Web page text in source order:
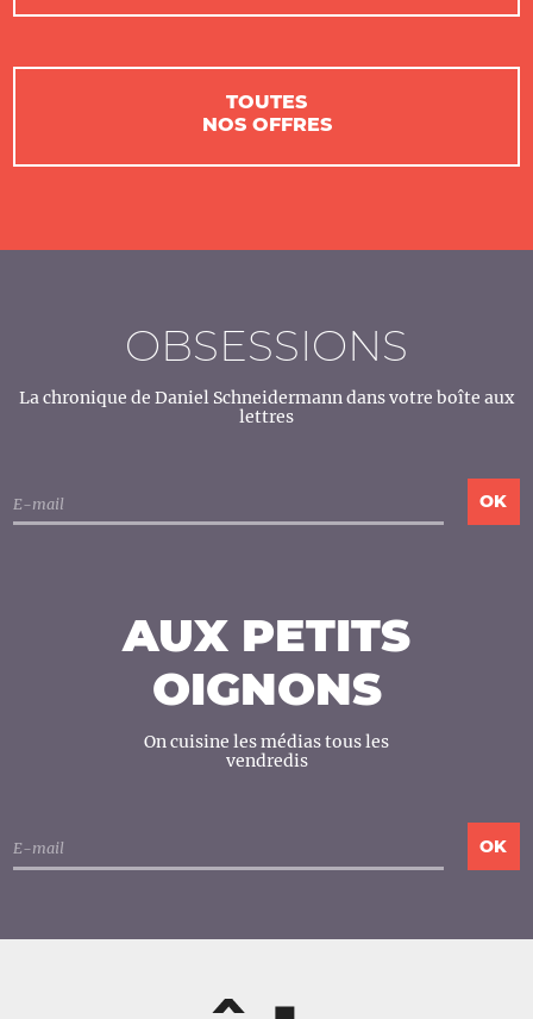
TOUTES
NOS OFFRES
OBSESSIONS
La chronique de Daniel Schneidermann dans votre boîte aux
lettres
AUX PETITS
OIGNONS
On cuisine les médias tous les
vendredis